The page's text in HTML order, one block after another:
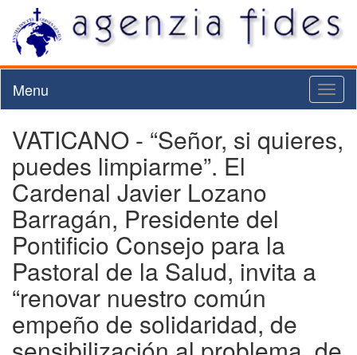
Menu
VATICANO - “Señor, si quieres,
puedes limpiarme”. El
Cardenal Javier Lozano
Barragán, Presidente del
Pontificio Consejo para la
Pastoral de la Salud, invita a
“renovar nuestro común
empeño de solidaridad, de